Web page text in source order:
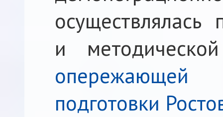
осуществлялась
и
опережающей
подготовки